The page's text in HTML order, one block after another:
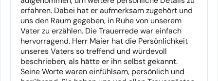
erfahren. Dabei hat er aufmerksam zugehört und
uns den Raum gegeben, in Ruhe von unserem
Vater zu erzählen. Die Trauerrede war einfach
hervorragend. Herr Maier hat die Persönlichkeit
unseres Vaters so treffend und würdevoll
beschrieben, als hätte er ihn selbst gekannt.
Seine Worte waren einfühlsam, persönlich und